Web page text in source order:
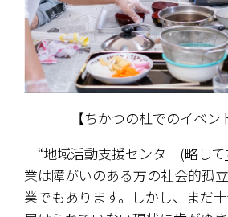
【ちかつの杜でのイベン
“地域活動支援センター(略して
業は障がいのある方の社会的孤
業でもあります。しかし、まだ